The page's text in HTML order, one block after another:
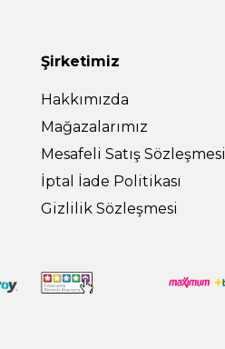
Şirketimiz
Hakkımızda
Mağazalarımız
Mesafeli Satış Sözleşmesi
İptal İade Politikası
Gizlilik Sözleşmesi